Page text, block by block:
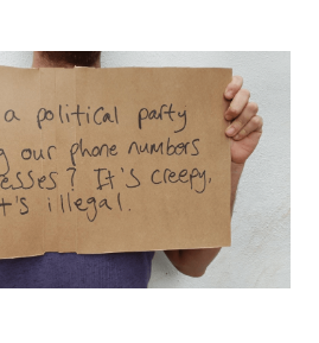
Sponsorizzazione
Tax deductability
Area riservata
Su di noi